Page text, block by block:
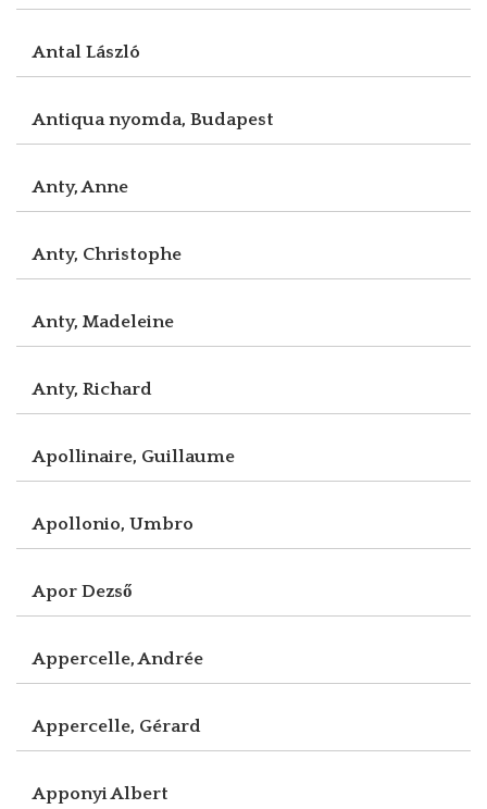
Antal László
Antiqua nyomda, Budapest
Anty, Anne
Anty, Christophe
Anty, Madeleine
Anty, Richard
Apollinaire, Guillaume
Apollonio, Umbro
Apor Dezső
Appercelle, Andrée
Appercelle, Gérard
Apponyi Albert